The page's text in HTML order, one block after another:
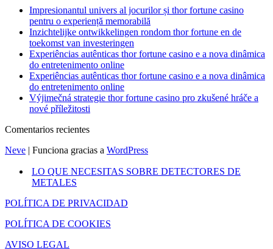
Impresionantul univers al jocurilor și thor fortune casino
pentru o experiență memorabilă
Inzichtelijke ontwikkelingen rondom thor fortune en de
toekomst van investeringen
Experiências autênticas thor fortune casino e a nova dinâmica
do entretenimento online
Experiências autênticas thor fortune casino e a nova dinâmica
do entretenimento online
Výjimečná strategie thor fortune casino pro zkušené hráče a
nové příležitosti
Comentarios recientes
Neve | Funciona gracias a WordPress
LO QUE NECESITAS SOBRE DETECTORES DE
METALES
POLÍTICA DE PRIVACIDAD
POLÍTICA DE COOKIES
AVISO LEGAL